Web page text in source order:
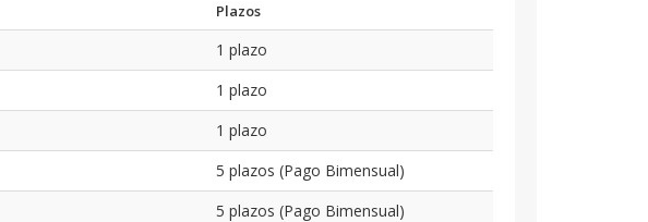
Plazos
1 plazo
1 plazo
1 plazo
5 plazos (Pago Bimensual)
5 plazos (Pago Bimensual)